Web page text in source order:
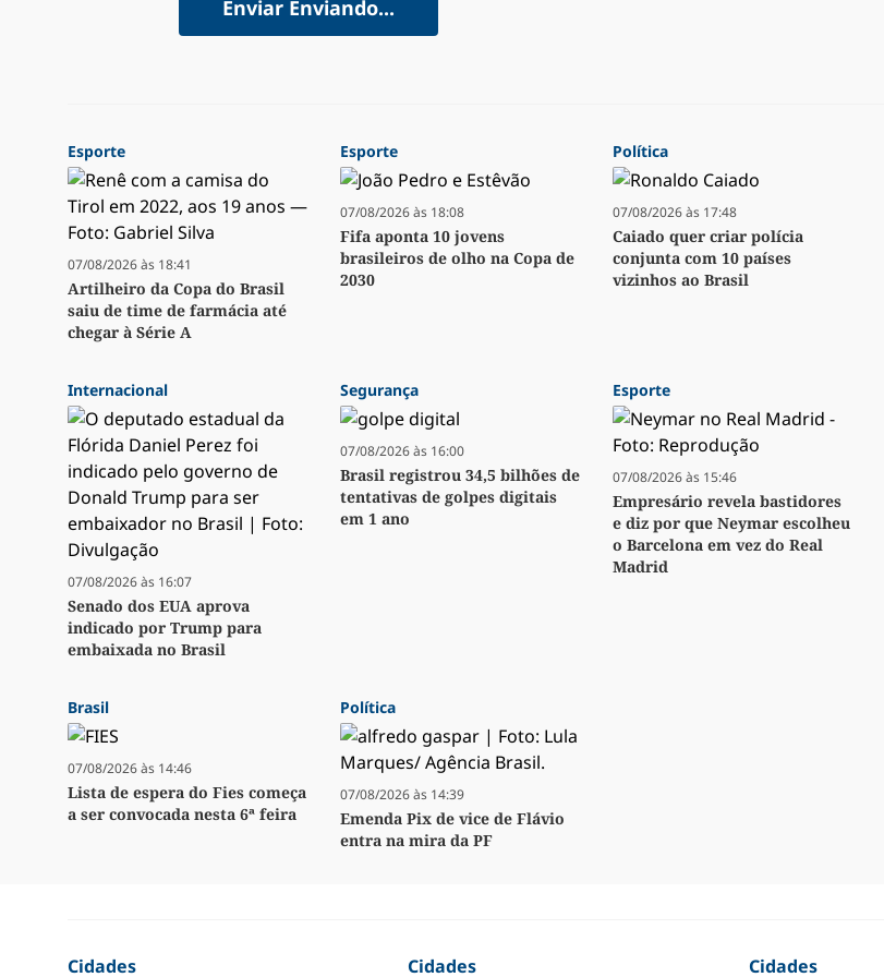
Enviar Enviando...
Esporte
07/08/2026 às 18:41
Artilheiro da Copa do Brasil
saiu de time de farmácia até
chegar à Série A
Esporte
07/08/2026 às 18:08
Fifa aponta 10 jovens
brasileiros de olho na Copa de
2030
Política
07/08/2026 às 17:48
Caiado quer criar polícia
conjunta com 10 países
vizinhos ao Brasil
Internacional
07/08/2026 às 16:07
Senado dos EUA aprova
indicado por Trump para
embaixada no Brasil
Segurança
07/08/2026 às 16:00
Brasil registrou 34,5 bilhões de
tentativas de golpes digitais
em 1 ano
Esporte
07/08/2026 às 15:46
Empresário revela bastidores
e diz por que Neymar escolheu
o Barcelona em vez do Real
Madrid
Brasil
07/08/2026 às 14:46
Lista de espera do Fies começa
a ser convocada nesta 6ª feira
Política
07/08/2026 às 14:39
Emenda Pix de vice de Flávio
entra na mira da PF
Cidades Cidades Cidades